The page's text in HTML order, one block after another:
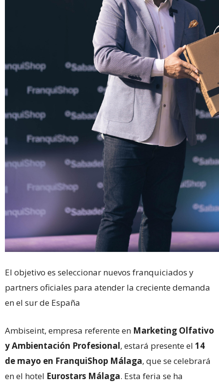
El objetivo es seleccionar nuevos franquiciados y
partners oficiales para atender la creciente demanda
en el sur de España
Ambiseint, empresa referente en Marketing Olfativo
y Ambientación Profesional, estará presente el 14
de mayo en FranquiShop Málaga, que se celebrará
en el hotel Eurostars Málaga. Esta feria se ha